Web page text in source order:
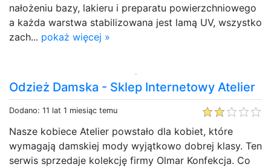
nałożeniu bazy, lakieru i preparatu powierzchniowego
a każda warstwa stabilizowana jest lamą UV, wszystko
zach... pokaż więcej »
Odzież Damska - Sklep Internetowy Atelier
Dodano: 11 lat 1 miesiąc temu
Nasze kobiece Atelier powstało dla kobiet, które
wymagają damskiej mody wyjątkowo dobrej klasy. Ten
serwis sprzedaje kolekcję firmy Olmar Konfekcja. Co